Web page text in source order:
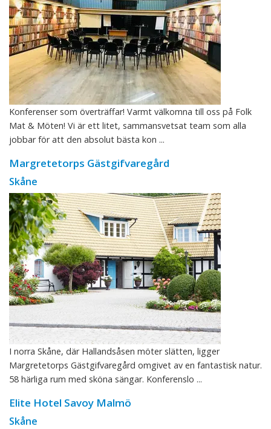
Konferenser som överträffar! Varmt välkomna till oss på Folk
Mat & Möten! Vi är ett litet, sammansvetsat team som alla
jobbar för att den absolut bästa kon ...
Margretetorps Gästgifvaregård
Skåne
I norra Skåne, där Hallandsåsen möter slätten, ligger
Margretetorps Gästgifvaregård omgivet av en fantastisk natur.
58 härliga rum med sköna sängar. Konferenslo ...
Elite Hotel Savoy Malmö
Skåne